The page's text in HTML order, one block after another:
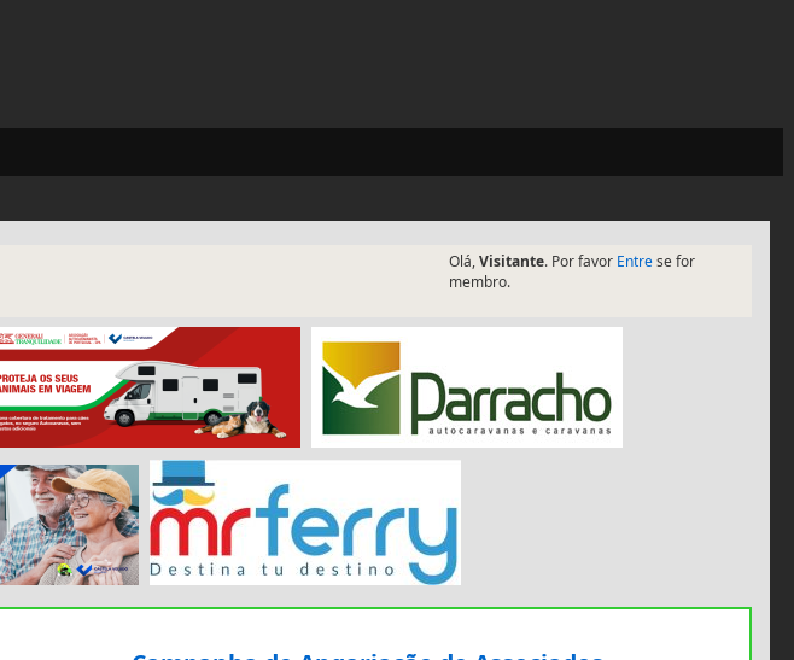
Olá,Visitante. Por favor Entrese for
membro.